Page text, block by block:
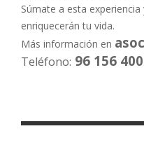
Súmate a esta
enriquecerán tu vida.
Más información en
Teléfono: 96 156